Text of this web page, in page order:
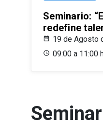
Seminario:
redefine
19 de Agosto
09:00 a 11:00